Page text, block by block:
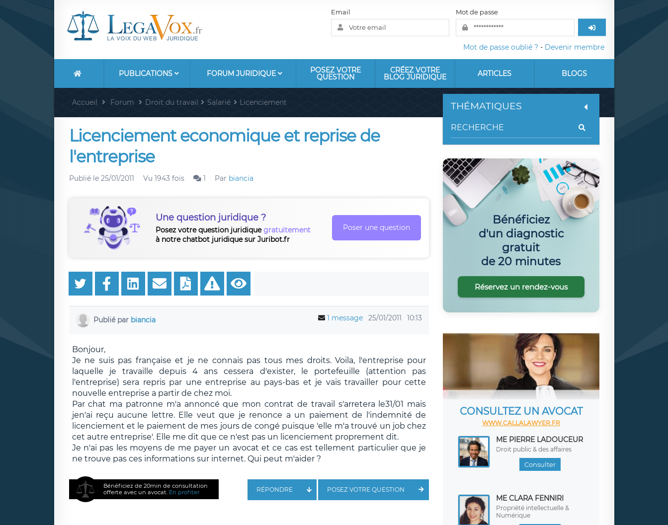
Email Mot de passe
Mot de passe oublié ? - Devenir membre
PUBLICATIONS FORUM JURIDIQUE POSEZ VOTRE
QUESTION
CRÉEZ VOTRE
BLOG JURIDIQUE ARTICLES BLOGS
Accueil Forum Droit du travail Salarié Licenciement
Licenciement economique et reprise de
l'entreprise
Publié le 25/01/2011 Vu 1943 fois 1 Par biancia
Une question juridique ?
Posez votre question juridiquegratuitement
à notre chatbot juridique sur Juribot.fr
Poser une question
Publié par biancia 1 message 25/01/2011 10:13
Bonjour,
Je ne suis pas française et je ne connais pas tous mes droits. Voila, l'entreprise pour
laquelle je travaille depuis 4 ans cessera d'exister, le portefeuille (attention pas
l'entreprise) sera repris par une entreprise au pays-bas et je vais travailler pour cette
nouvelle entreprise a partir de chez moi.
Par chat ma patronne m'a annoncé que mon contrat de travail s'arretera le31/01 mais
jen'ai reçu aucune lettre. Elle veut que je renonce a un paiement de l'indemnité de
licenciement et le paiement de mes jours de congé puisque 'elle m'a trouvé un job chez
cet autre entreprise'. Elle me dit que ce n'est pas un licenciement proprement dit.
Je n'ai pas les moyens de me payer un avocat et ce cas est tellement particulier que je
ne trouve pas ces informations sur internet. Qui peut m'aider ?
Bénéficiez de 20min de consultation
offerte avec un avocat. En profiter POSEZ VOTRE QUESTION
RÉPONDRE
THÉMATIQUES
Bénéficiez
d'un diagnostic
gratuit
de 20 minutes
Réservez un rendez-vous
CONSULTEZ UN AVOCAT
WWW.CALLALAWYER.FR
ME PIERRE LADOUCEUR
Droit public & des affaires
Consulter
ME CLARA FENNIRI
Propriété intellectuelle &
Numérique